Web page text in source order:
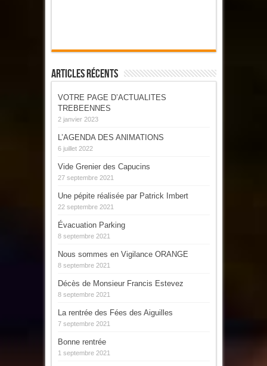
Articles Récents
VOTRE PAGE D’ACTUALITES
TREBEENNES
2 janvier 2023
L’AGENDA DES ANIMATIONS
6 juillet 2022
Vide Grenier des Capucins
27 septembre 2021
Une pépite réalisée par Patrick Imbert
22 septembre 2021
Évacuation Parking
8 septembre 2021
Nous sommes en Vigilance ORANGE
8 septembre 2021
Décès de Monsieur Francis Estevez
8 septembre 2021
La rentrée des Fées des Aiguilles
7 septembre 2021
Bonne rentrée
1 septembre 2021